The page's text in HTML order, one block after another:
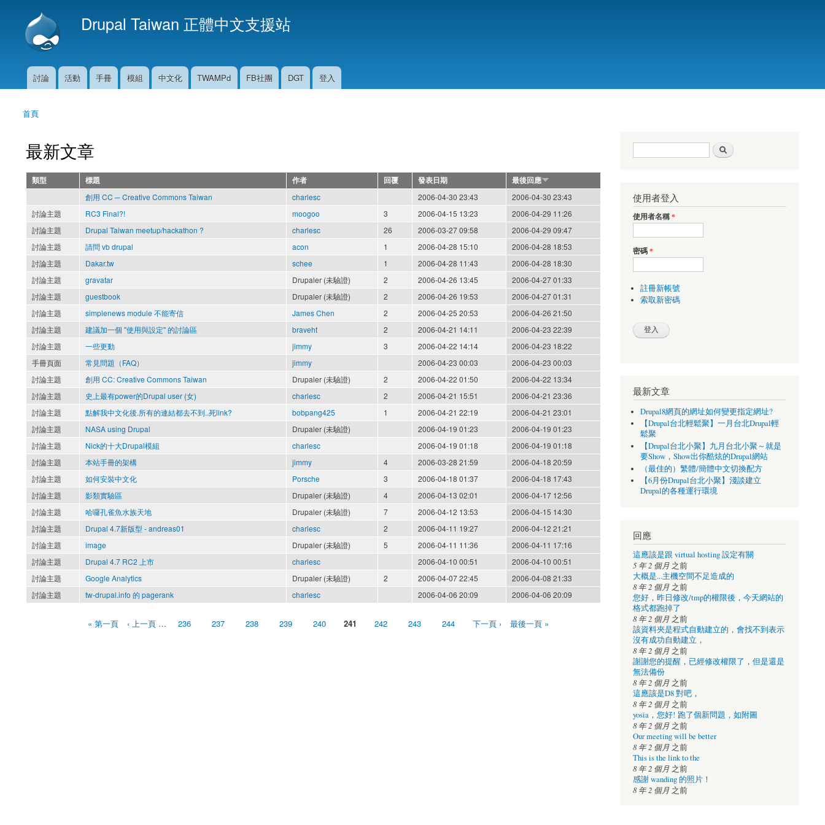
Drupal Taiwan 正體中文支援站
主選單
討論 活動 手冊 模組 中文化 TWAMPd FB社團 DGT 登入
您在這裡
首頁
最新文章
類型 標題 作者 回覆 發表日期
最後回應
創用 CC ─ Creative Commons Taiwan
charlesc 2006-04-30 23:43
2006-04-30 23:43
討論主題
RC3 Final?! moogoo 3 2006-04-15 13:23
2006-04-29 11:26
討論主題
Drupal Taiwan meetup/hackathon ? charlesc 26 2006-03-27 09:58
2006-04-29 09:47
討論主題
請問 vb drupal acon 1 2006-04-28 15:10
2006-04-28 18:53
討論主題
Dakar.tw schee 1 2006-04-28 11:43
2006-04-28 18:30
討論主題
gravatar Drupaler (未驗證) 2 2006-04-26 13:45
2006-04-27 01:33
討論主題
guestbook Drupaler (未驗證) 2 2006-04-26 19:53
2006-04-27 01:31
討論主題
simplenews module 不能寄信 James Chen 2 2006-04-25 20:53
2006-04-26 21:50
討論主題
建議加一個 "使用與設定" 的討論區 braveht 2 2006-04-21 14:11
2006-04-23 22:39
討論主題
一些更動 jimmy 3 2006-04-22 14:14
2006-04-23 18:22
手冊頁面
常見問題（FAQ） jimmy 2006-04-23 00:03
2006-04-23 00:03
討論主題
創用 CC: Creative Commons Taiwan Drupaler (未驗證) 2 2006-04-22 01:50
2006-04-22 13:34
討論主題
史上最有power的Drupal user (女) charlesc 2 2006-04-21 15:51
2006-04-21 23:36
討論主題
點解我中文化後.所有的連結都去不到..死link? bobpang425 1 2006-04-21 22:19
2006-04-21 23:01
討論主題
NASA using Drupal Drupaler (未驗證) 2006-04-19 01:23
2006-04-19 01:23
討論主題
Nick的十大Drupal模組 charlesc 2006-04-19 01:18
2006-04-19 01:18
討論主題
本站手冊的架構 jimmy 4 2006-03-28 21:59
2006-04-18 20:59
討論主題
如何安裝中文化 Porsche 3 2006-04-18 01:37
2006-04-18 17:43
討論主題
影類實驗區 Drupaler (未驗證) 4 2006-04-13 02:01
2006-04-17 12:56
討論主題
哈囉孔雀魚水族天地 Drupaler (未驗證) 7 2006-04-12 13:53
2006-04-15 14:30
討論主題
Drupal 4.7新版型 - andreas01 charlesc 2 2006-04-11 19:27
2006-04-12 21:21
討論主題
image Drupaler (未驗證) 5 2006-04-11 11:36
2006-04-11 17:16
討論主題
Drupal 4.7 RC2 上市 charlesc 2006-04-10 00:51
2006-04-10 00:51
討論主題
Google Analytics Drupaler (未驗證) 2 2006-04-07 22:45
2006-04-08 21:33
討論主題
tw-drupal.info 的 pagerank charlesc 2006-04-06 20:09 2006-04-06 20:09
« 第一頁 ‹ 上一頁 … 236 237 238 239 240 241 242 243 244 下一頁 › 最後一頁 »
搜尋表單
使用者登入
使用者名稱*
密碼*
註冊新帳號
索取新密碼
最新文章
Drupal8網頁的網址如何變更指定網址?
【Drupal台北輕鬆聚】一月台北Drupal輕
鬆聚
【Drupal台北小聚】九月台北小聚～就是
要Show，Show出你酷炫的Drupal網站
（最佳的）繁體/簡體中文切換配方
【6月份Drupal台北小聚】淺談建立
Drupal的各種運行環境
回應
這應該是跟 virtual hosting 設定有關
5 年 2 個月之前
大概是...主機空間不足造成的
8 年 2 個月之前
您好，昨日修改/tmp的權限後，今天網站的
格式都跑掉了
8 年 2 個月之前
該資料夾是程式自動建立的，會找不到表示
沒有成功自動建立，
8 年 2 個月之前
謝謝您的提醒，已經修改權限了，但是還是
無法備份
8 年 2 個月之前
這應該是D8 對吧，
8 年 2 個月之前
yosia，您好! 跑了個新問題，如附圖
8 年 2 個月之前
Our meeting will be better
8 年 2 個月之前
This is the link to the
8 年 2 個月之前
感謝 wanding 的照片！
8 年 2 個月之前